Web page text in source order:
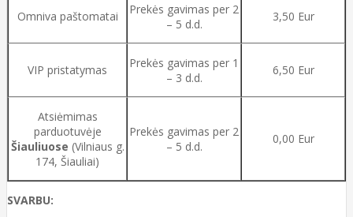
Omniva paštomatai
Prekės gavimas per 2
– 5 d.d.
3,50 Eur
VIP pristatymas
Prekės gavimas per 1
– 3 d.d.
6,50 Eur
Atsiėmimas
parduotuvėje
Šiauliuose (Vilniaus g.
174, Šiauliai)
Prekės gavimas per 2
– 5 d.d.
0,00 Eur
SVARBU: